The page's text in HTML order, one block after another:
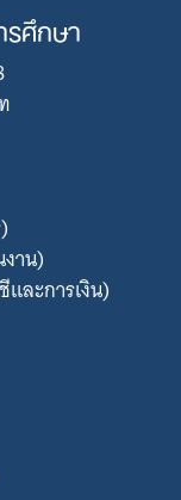
ศึกษา
าน)
ละการเงิน)